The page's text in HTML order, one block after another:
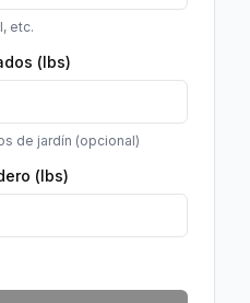
etc.
(lbs)
de jardín (opcional)
(lbs)